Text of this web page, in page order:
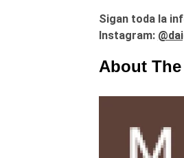
Sigan toda la
Instagram:
About